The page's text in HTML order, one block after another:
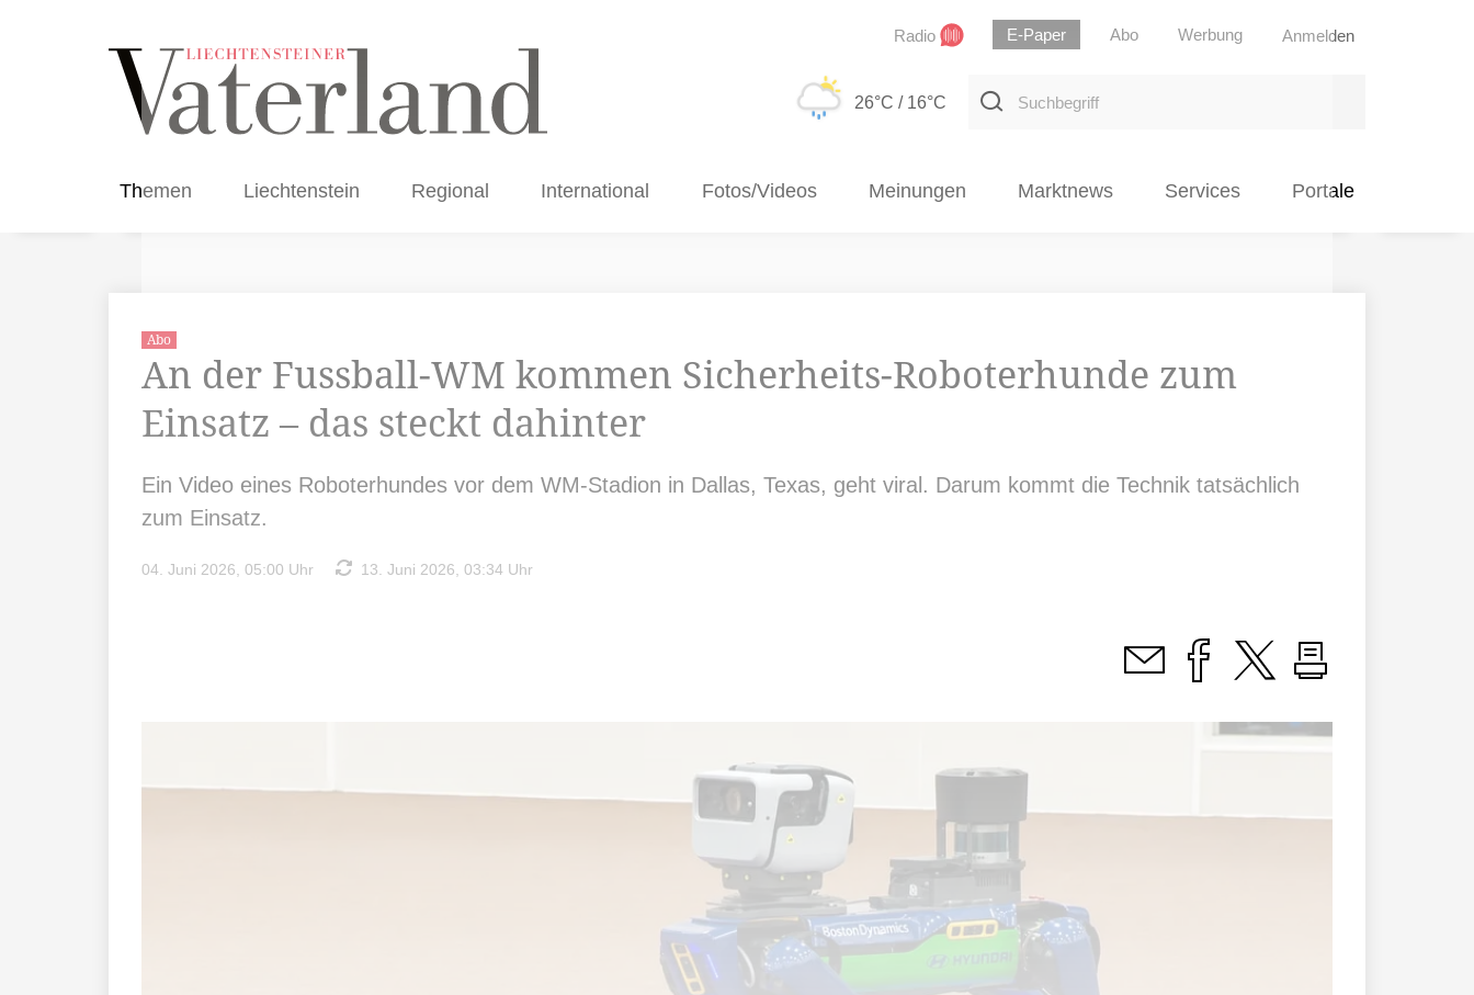
Radio E-Paper Abo Werbung Anmelden
26°C / 16°C
Suchbegriff
Themen Liechtenstein Regional International Fotos/Videos Meinungen Marktnews Services Portale
Abo
An der Fussball-WM kommen Sicherheits-Roboterhunde zum
Einsatz – das steckt dahinter
Ein Video eines Roboterhundes vor dem WM-Stadion in Dallas, Texas, geht viral. Darum kommt die Technik tatsächlich
zum Einsatz.
04. Juni 2026, 05:00 Uhr 13. Juni 2026, 03:34 Uhr